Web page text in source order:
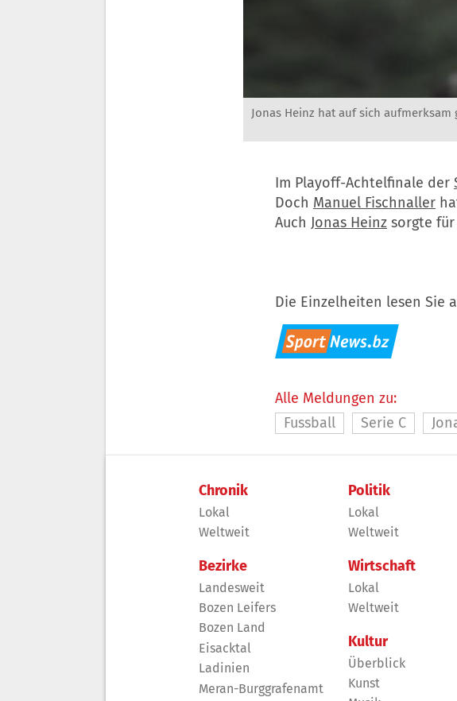
Jonas Heinz hat auf sich aufmerksam
Im Playoff-Achtelfinale der
Doch Manuel Fischnaller
Auch Jonas Heinz sorgte für
Die Einzelheiten lesen Sie
Alle Meldungen zu:
Fussball
Serie C
Chronik
Lokal
Weltweit
Bezirke
Landesweit
Bozen Leifers
Bozen Land
Eisacktal
Ladinien
Meran-Burggrafenamt
Politik
Lokal
Weltweit
Wirtschaft
Lokal
Weltweit
Kultur
Überblick
Kunst